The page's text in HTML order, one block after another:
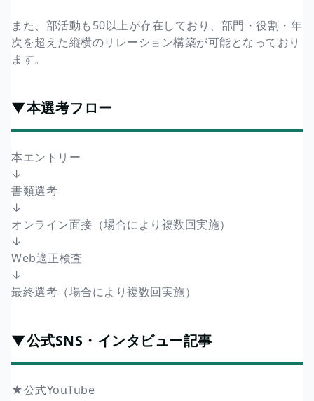
また、部活動も50以上が存在しており、部門・役割・年
次を超えた縦横のリレーション構築が可能となっており
ます。
▼本選考フロー
本エントリー
↓
書類選考
↓
オンライン面接（場合により複数回実施）
↓
Web適正検査
↓
最終選考（場合により複数回実施）
▼公式SNS・インタビュー記事
★公式YouTube